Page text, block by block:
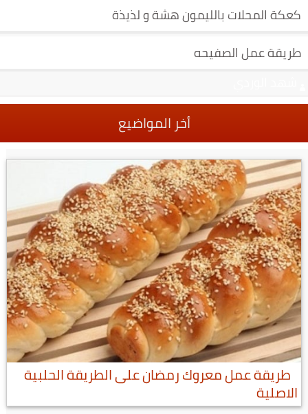
كعكة المحلات بالليمون هشة و لذيذة
طريقة عمل الصفيحه
أخر المواضيع
طريقة عمل معروك رمضان على الطريقة الحلبية
الاصلية